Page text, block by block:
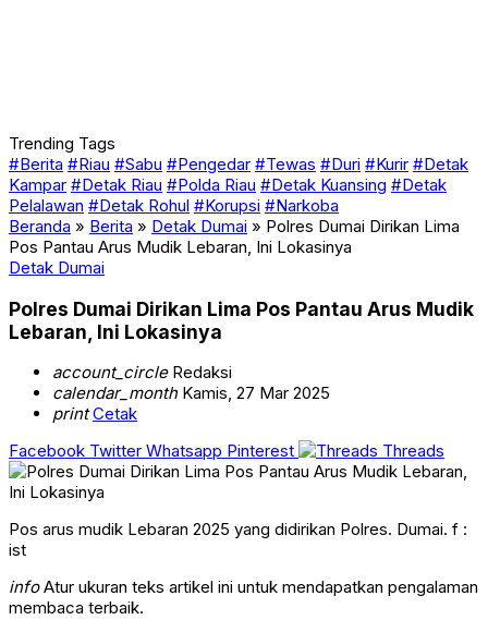
Trending Tags
#Berita #Riau #Sabu #Pengedar #Tewas #Duri #Kurir #Detak
Kampar #Detak Riau #Polda Riau #Detak Kuansing #Detak
Pelalawan #Detak Rohul #Korupsi #Narkoba
Beranda » Berita » Detak Dumai » Polres Dumai Dirikan Lima
Pos Pantau Arus Mudik Lebaran, Ini Lokasinya
Detak Dumai
Polres Dumai Dirikan Lima Pos Pantau Arus Mudik
Lebaran, Ini Lokasinya
account_circleRedaksi
calendar_monthKamis, 27 Mar 2025
print Cetak
Facebook Twitter Whatsapp Pinterest Threads
Pos arus mudik Lebaran 2025 yang didirikan Polres. Dumai. f :
ist
infoAtur ukuran teks artikel ini untuk mendapatkan pengalaman
membaca terbaik.